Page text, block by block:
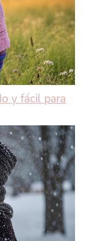
y fácil para